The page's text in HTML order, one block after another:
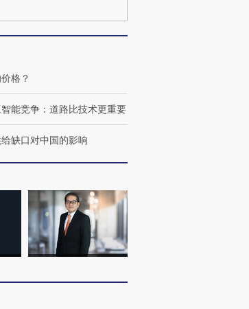
视线｜被称为“蟑螂”的印
度Z世代 用街头抗争将教
育部长拱下台
视线｜“入侵”还是“人道危
飞地休达
格？
能竞争：道路比技术更重要
缺口对中国的影响